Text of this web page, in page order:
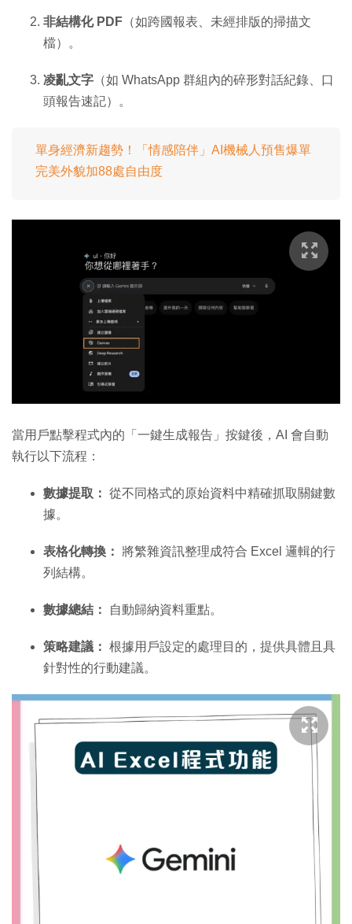
非結構化 PDF （如跨國報表、未經排版的掃描文
檔）。
凌亂文字 （如 WhatsApp 群組內的碎形對話紀錄、口
頭報告速記）。
單身經濟新趨勢！「情感陪伴」AI機械人預售爆單
完美外貌加88處自由度
當用戶點擊程式內的「一鍵生成報告」按鍵後，AI 會自動
執行以下流程：
數據提取： 從不同格式的原始資料中精確抓取關鍵數
據。
表格化轉換：
將繁雜資訊整理成符合 Excel 邏輯的行
列結構。
數據總結： 自動歸納資料重點。
策略建議： 根據用戶設定的處理目的，提供具體且具
針對性的行動建議。